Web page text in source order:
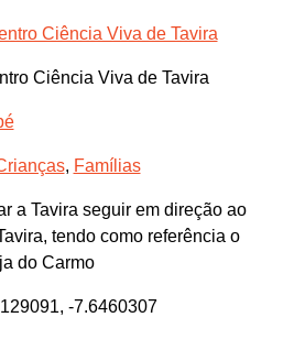
Ciência Viva de Tavira
Ciência Viva de Tavira
, Famílias
a Tavira seguir em direção ao
tendo como referência o
do Carmo
-7.6460307